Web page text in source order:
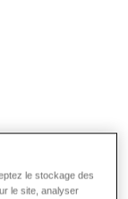
le stockage des
le site, analyser